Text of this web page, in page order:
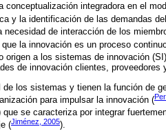
conceptualización integradora en el
y la identificación de las demandas
de interacción de los
la innovación es un proceso
a los sistemas de innovación
de innovación clientes, proveedores
los sistemas y tienen la función de
para impulsar la innovación (
que se caracteriza por integrar
(Jiménez, 2005).